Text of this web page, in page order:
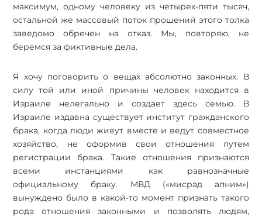
максимум, одному человеку из четырех-пяти тысяч,
остальной же массовый поток прошений этого толка
заведомо обречен на отказ. Мы, повторяю, не
беремся за фиктивные дела.
Я хочу поговорить о вещах абсолютно законных. В
силу той или иной причины человек находится в
Израиле нелегально и создает здесь семью. В
Израиле издавна существует институт гражданского
брака, когда люди живут вместе и ведут совместное
хозяйство, не оформив свои отношения путем
регистрации брака. Такие отношения признаются
всеми инстанциями как равнозначные
официальному браку. МВД («мисрад апним»)
вынуждено было в какой-то момент признать такого
рода отношения законными и позволять людям,